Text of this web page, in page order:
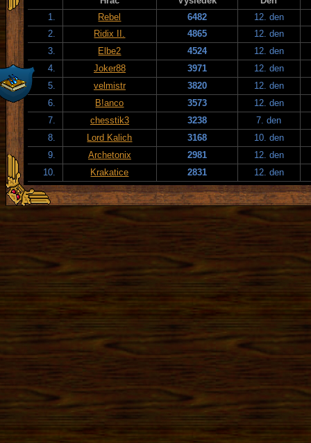
1.
Rebel 6482
12. den
2.
Ridix II. 4865
12. den
3.
Elbe2 4524
12. den
4.
Joker88 3971
12. den
5.
velmistr 3820
12. den
6.
B!anco 3573
12. den
7.
chesstik3 3238
7. den
8.
Lord Kalich 3168
10. den
9.
Archetonix 2981
12. den
10.
Krakatice 2831 12. den